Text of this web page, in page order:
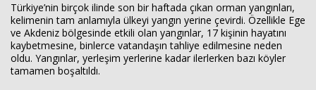
Türkiye’nin birçok ilinde son bir haftada çıkan orman yangınları,
kelimenin tam anlamıyla ülkeyi yangın yerine çevirdi. Özellikle Ege
ve Akdeniz bölgesinde etkili olan yangınlar, 17 kişinin hayatını
kaybetmesine, binlerce vatandaşın tahliye edilmesine neden
oldu. Yangınlar, yerleşim yerlerine kadar ilerlerken bazı köyler
tamamen boşaltıldı.
Haberin Doğru Adresi.